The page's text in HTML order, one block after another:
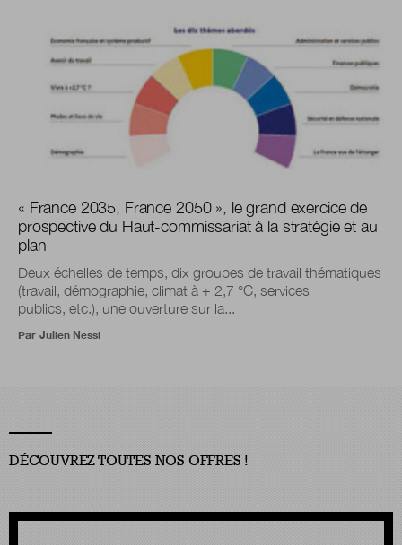
« France 2035, France 2050 », le grand exercice de
prospective du Haut-commissariat à la stratégie et au
plan
Deux échelles de temps, dix groupes de travail thématiques
(travail, démographie, climat à + 2,7 °C, services
publics, etc.), une ouverture sur la...
Par Julien Nessi
DÉCOUVREZ TOUTES NOS OFFRES !